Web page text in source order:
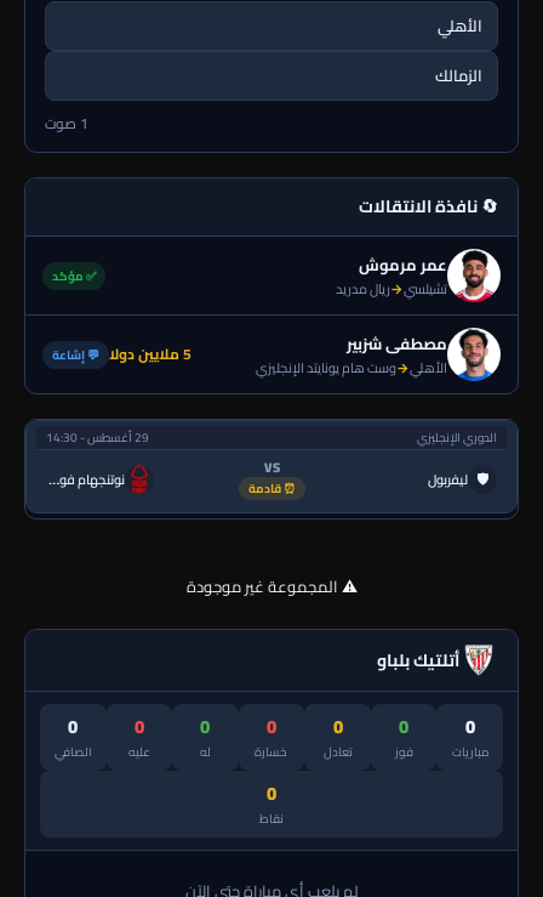
الأهلي
الزمالك
1 صوت
🔄 نافذة الانتقالات
عمر مرموش
تشيلسي→ريال مدريد
✅ مؤكد
مصطفى شزبير
الأهلي→وست هام يونايتد الإنجليزي 5 ملايين دولا 💬 إشاعة
الدوري الإنجليزي 29 أغسطس - 14:30
🛡 ليفربول VS
⏰ قادمة نوتنجهام فورست
⚠️ المجموعة غير موجودة
أتلتيك بلباو
0
مباريات
0
فوز
0
تعادل
0
خسارة
0
له
0
عليه
0
الصافي
0
نقاط
لم يلعب أي مباراة حتى الآن